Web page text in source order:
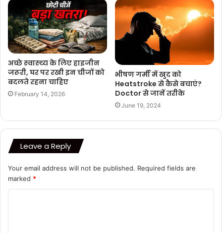
अच्‍छे स्‍वास्‍थ्‍य के लिए हाइजीन
जरूरी, घर पर रखी इन चीजों को
बदलते रहना चाहिए
February 14, 2026
भीषण गर्मी में खुद को
Heatstroke से कैसे बचाएं?
Doctor से जानें तरीके
June 19, 2024
Leave a Reply
Your email address will not be published. Required fields are
marked *